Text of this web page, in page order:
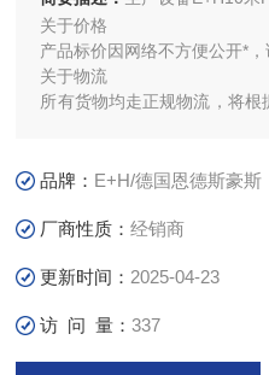
关于价格
产品标价因网络不方便公开*
关于物流
所有货物均走正规物流，将根
品牌： E+H/德国恩德斯豪斯
厂商性质：经销商
更新时间： 2025-04-23
访 问 量：337